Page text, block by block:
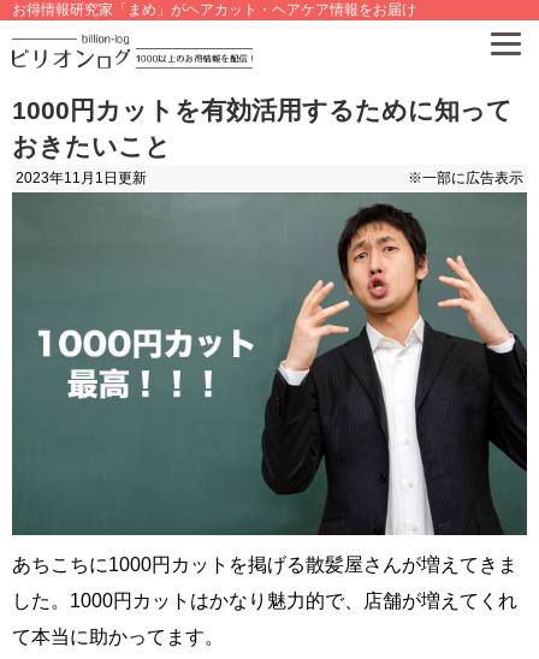
お得情報研究家「まめ」がヘアカット・ヘアケア情報をお届け
1000円カットを有効活用するために知って
おきたいこと
2023年11月1日 更新 ※一部に広告表示
あちこちに1000円カットを掲げる散髪屋さんが増えてきま
した。1000円カットはかなり魅力的で、店舗が増えてくれ
て本当に助かってます。